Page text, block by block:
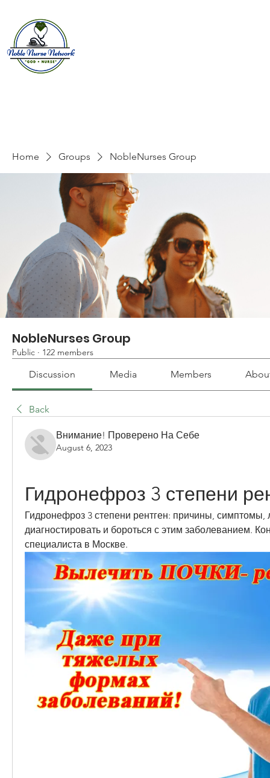
Home Groups NobleNurses Group
NobleNurses Group
Public · 122 members
Discussion Media Members
Back
Внимание! Проверено На Себе
August 6, 2023
Гидронефроз 3 степени
Гидронефроз 3 степени рентген: причины, симптомы,
диагностировать и бороться с этим заболеванием.
специалиста в Москве.